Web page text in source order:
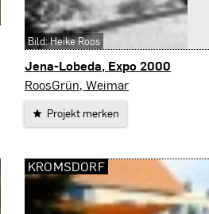
Jena-Lobeda, Expo 2000
Jena
RoosGrün, Weimar
Projekt merken
Bild: Heike Roos
KROMSDORF